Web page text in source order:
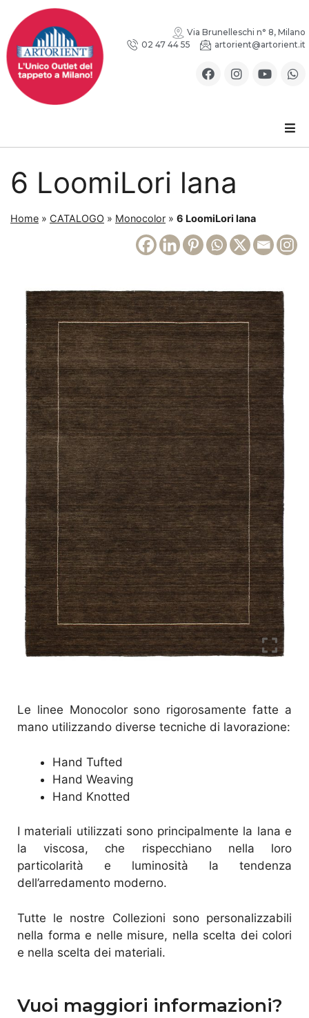
Via Brunelleschi n° 8, Milano
02 47 44 55
artorient@artorient.it
6 LoomiLori lana
Home » CATALOGO » Monocolor » 6 LoomiLori lana
Le linee Monocolor sono rigorosamente fatte a
mano utilizzando diverse tecniche di lavorazione:
Hand Tufted
Hand Weaving
Hand Knotted
I materiali utilizzati sono principalmente la lana e
la viscosa, che rispecchiano nella loro
particolarità e luminosità la tendenza
dell’arredamento moderno.
Tutte le nostre Collezioni sono personalizzabili
nella forma e nelle misure, nella scelta dei colori
e nella scelta dei materiali.
Vuoi maggiori informazioni?